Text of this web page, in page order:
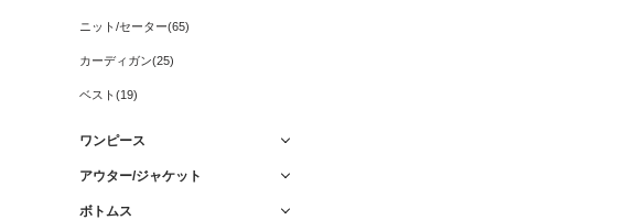
ニット/セーター(65)
カーディガン(25)
ベスト(19)
ワンピース
アウター/ジャケット
ボトムス